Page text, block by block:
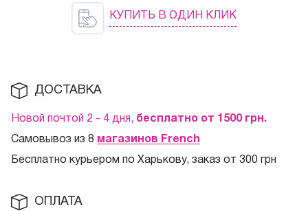
КУПИТЬ В ОДИН КЛИК
ДОСТАВКА
Новой почтой 2 - 4 дня, бесплатно от 1500 грн.
Самовывоз из 8 магазинов French
Бесплатно курьером по Харькову, заказ от 300 грн
ОПЛАТА